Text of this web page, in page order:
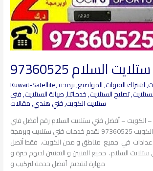
السلام 97360525
Kuwait-Satellite, ,اشتراك القنوات,المواضيع,برمجة
,تصليح الستلايت,خدماتنا,صيانة الستلايت,فتي
ستلايت الكويت,فني هندي,مقالات
الكويت – أفضل فني ستلايت السلام رقم أفضل فني
ستلايت هندي في الكويت 97360525 نقدم خدمات فني ستلايت وبرمجة
في جميع مناطق و مدن الكويت. فقط أتصل
السلام. جميع الفنيين و التقنيين لديهم خبرة و